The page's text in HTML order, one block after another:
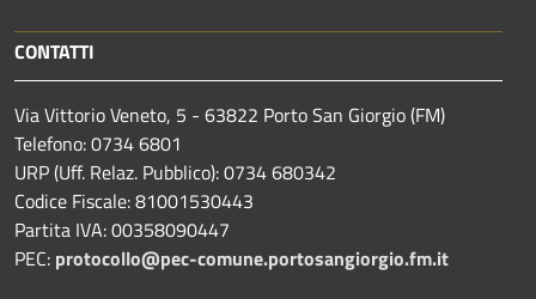
CONTATTI
Via Vittorio Veneto, 5 - 63822 Porto San Giorgio (FM)
Telefono: 0734 6801
URP (Uff. Relaz. Pubblico): 0734 680342
Codice Fiscale: 81001530443
Partita IVA: 00358090447
PEC: protocollo@pec-comune.portosangiorgio.fm.it